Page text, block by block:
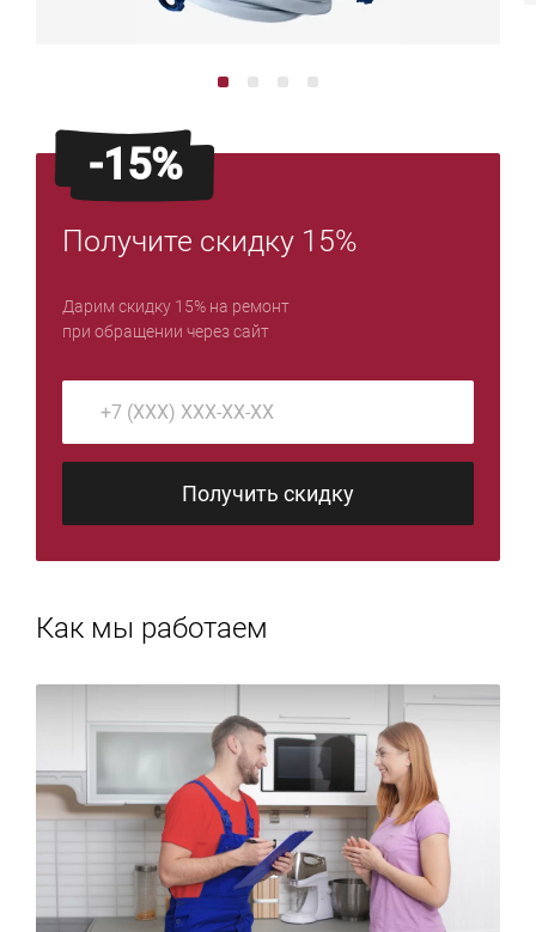
-15%
Получите скидку 15%
Дарим скидку 15% на ремонт
при обращении через сайт
Получить скидку
Как мы работаем